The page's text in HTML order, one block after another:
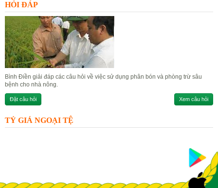
HỎI ĐÁP
Bình Điền giải đáp các câu hỏi về việc sử dụng phân bón và phòng trừ sâu
bệnh cho nhà nông.
Đặt câu hỏi Xem câu hỏi
TỶ GIÁ NGOẠI TỆ